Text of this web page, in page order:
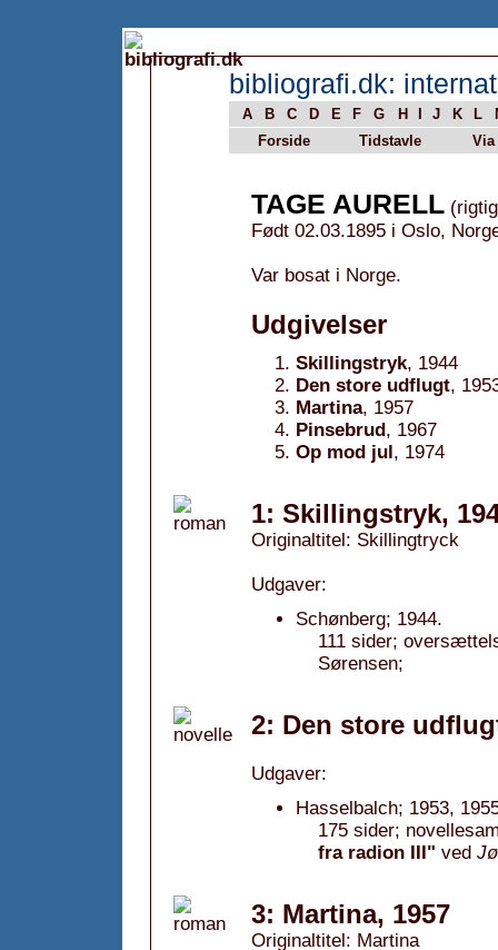
bibliografi.dk:
A B C D E F G H J K L
Forside
Tidstavle Via
TAGE AURELL
Født 02.03.1895 i Oslo,
Var bosat i Norge.
Udgivelser
Skillingstryk, 1944
Den store udflugt,
Martina, 1957
Pinsebrud, 1967
Op mod jul, 1974
1: Skillingstryk,
Originaltitel: Skillingtryck
Udgaver:
Schønberg; 1944.
111 sider;
Sørensen;
2: Den store
Udgaver:
Hasselbalch; 1953,
175 sider;
fra radion III" ved
3: Martina, 1957
Originaltitel: Martina